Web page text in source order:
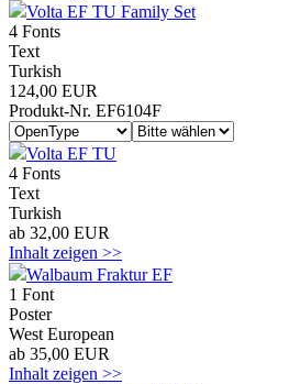
Volta EF TU Family Set
4 Fonts
Text
Turkish
124,00 EUR
Produkt-Nr. EF6104F
Volta EF TU
4 Fonts
Text
Turkish
ab 32,00 EUR
Inhalt zeigen >>
Walbaum Fraktur EF
1 Font
Poster
West European
ab 35,00 EUR
Inhalt zeigen >>